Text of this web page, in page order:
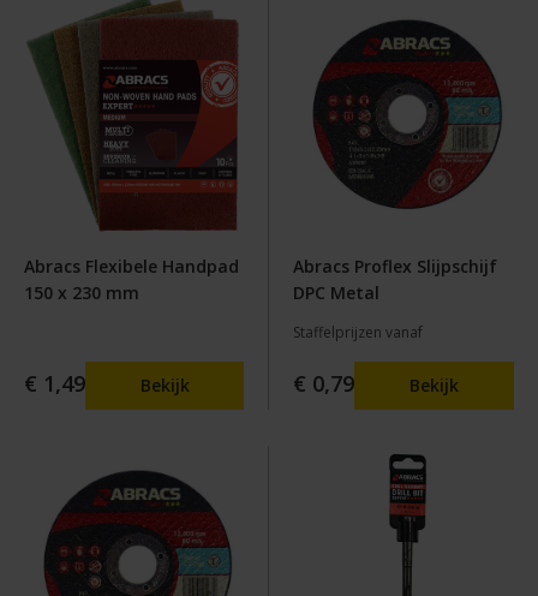
Abracs Flexibele Handpad
150 x 230 mm
€ 1,49 Bekijk
Abracs Proflex Slijpschijf
DPC Metal
Staffelprijzen vanaf
€ 0,79 Bekijk